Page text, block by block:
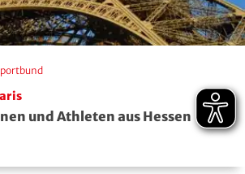
und Athleten aus Hessen